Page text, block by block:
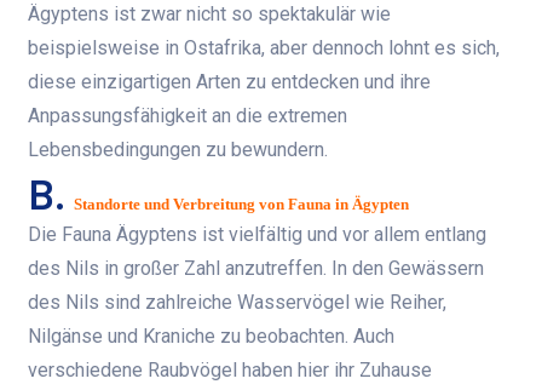
Ägyptens ist zwar nicht so spektakulär wie
beispielsweise in Ostafrika, aber dennoch lohnt es sich,
diese einzigartigen Arten zu entdecken und ihre
Anpassungsfähigkeit an die extremen
Lebensbedingungen zu bewundern.
B.Standorte und Verbreitung von Fauna in Ägypten
Die Fauna Ägyptens ist vielfältig und vor allem entlang
des Nils in großer Zahl anzutreffen. In den Gewässern
des Nils sind zahlreiche Wasservögel wie Reiher,
Nilgänse und Kraniche zu beobachten. Auch
verschiedene Raubvögel haben hier ihr Zuhause